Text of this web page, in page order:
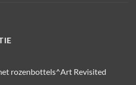
rozenbottels^Art Revisited